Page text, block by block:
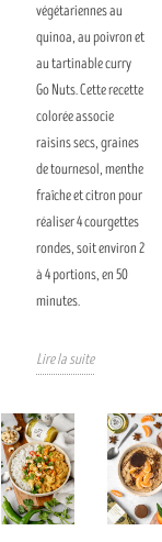
végétariennes au
quinoa, au poivron et
au tartinable curry
Go Nuts. Cette recette
colorée associe
raisins secs, graines
de tournesol, menthe
fraîche et citron pour
réaliser 4 courgettes
rondes, soit environ 2
à 4 portions, en 50
minutes.
Lire la suite